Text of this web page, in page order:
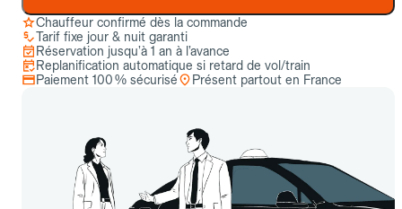
Chauffeur confirmé dès la commande
Tarif fixe jour & nuit garanti
Réservation jusqu’à 1 an à l’avance
Replanification automatique si retard de vol/train
Paiement 100 % sécurisé
Présent partout en France